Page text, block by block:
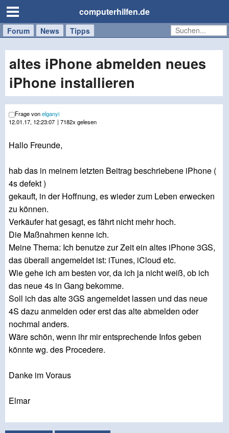
computerhilfen.de
Forum News Tipps
Handy
Tablet
Windows
Mac
altes iPhone abmelden neues
iPhone installieren
Frage vonelganyi
12.01.17, 12:23:07 | 7182x gelesen
Hallo Freunde,
hab das in meinem letzten Beitrag beschriebene iPhone (
4s defekt )
gekauft, in der Hoffnung, es wieder zum Leben erwecken
zu können.
Verkäufer hat gesagt, es fährt nicht mehr hoch.
Die Maßnahmen kenne ich.
Meine Thema: Ich benutze zur Zeit ein altes iPhone 3GS,
das überall angemeldet ist: iTunes, iCloud etc.
Wie gehe ich am besten vor, da ich ja nicht weiß, ob ich
das neue 4s in Gang bekomme.
Soll ich das alte 3GS angemeldet lassen und das neue
4S dazu anmelden oder erst das alte abmelden oder
nochmal anders.
Wäre schön, wenn ihr mir entsprechende Infos geben
könnte wg. des Procedere.
Danke im Voraus
Elmar